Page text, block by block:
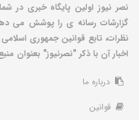
نصر نیوز اولین پایگاه خبری
گزارشات رسانه ی را پوشش می
نظرات، تابع قوانین جمهوری
اخبار آن با ذکر "نصرنیوز" بعنوان
درباره ما
قوانین